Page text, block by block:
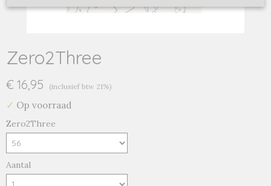
Zero2Three
€ 16,95 (inclusief btw 21%)
✓ Op voorraad
Zero2Three
Aantal